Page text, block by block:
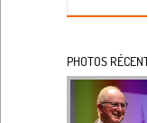
PHOTOS